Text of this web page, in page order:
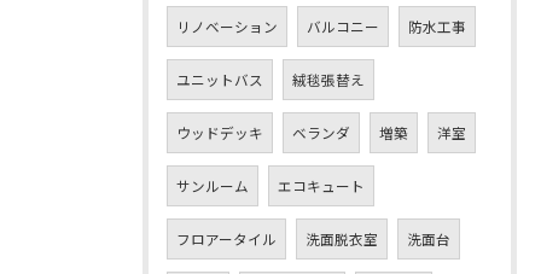
リノベーション バルコニー 防水工事
ユニットバス 絨毯張替え
ウッドデッキ ベランダ 増築 洋室
サンルーム エコキュート
フロアータイル 洗面脱衣室 洗面台